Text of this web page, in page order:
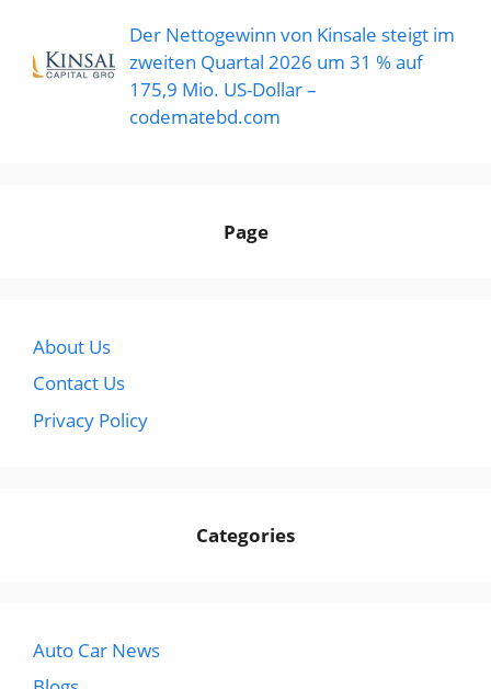
Der Nettogewinn von Kinsale steigt im
zweiten Quartal 2026 um 31 % auf
175,9 Mio. US-Dollar –
codematebd.com
Page
About Us
Contact Us
Privacy Policy
Categories
Auto Car News